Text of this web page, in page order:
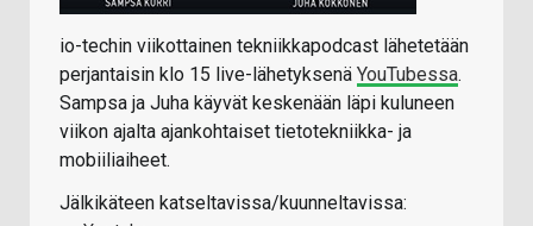
io-techin viikottainen tekniikkapodcast lähetetään
perjantaisin klo 15 live-lähetyksenä YouTubessa.
Sampsa ja Juha käyvät keskenään läpi kuluneen
viikon ajalta ajankohtaiset tietotekniikka- ja
mobiiliaiheet.
Jälkikäteen katseltavissa/kuunneltavissa: